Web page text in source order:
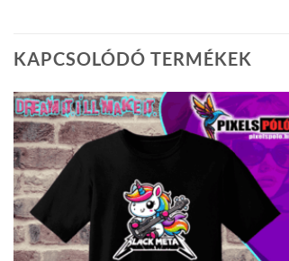
KAPCSOLÓDÓ TERMÉKEK